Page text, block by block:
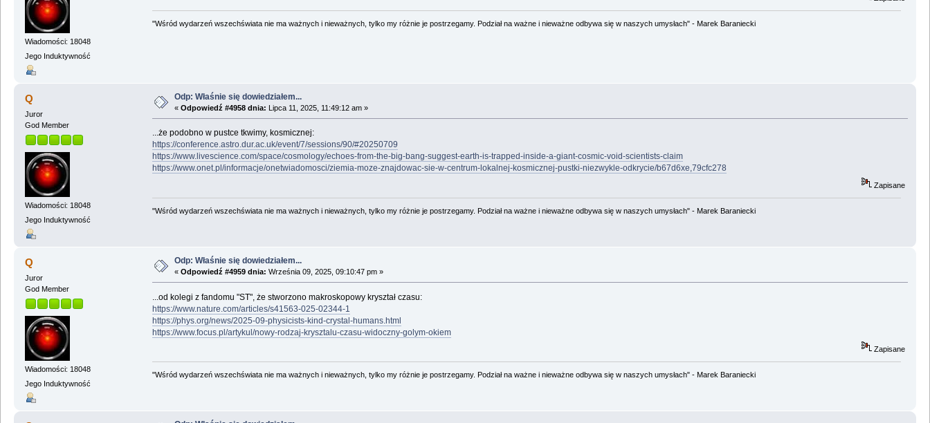
Wiadomości: 18048
Jego Induktywność
"Wśród wydarzeń wszechświata nie ma ważnych i nieważnych, tylko my różnie je postrzegamy. Podział na ważne i nieważne odbywa się w naszych umysłach" - Marek Baraniecki
Q
Juror
God Member
Wiadomości: 18048
Jego Induktywność
Odp: Właśnie się dowiedziałem...
« Odpowiedź #4958 dnia: Lipca 11, 2025, 11:49:12 am »
...że podobno w pustce tkwimy, kosmicznej:
https://conference.astro.dur.ac.uk/event/7/sessions/90/#20250709
https://www.livescience.com/space/cosmology/echoes-from-the-big-bang-suggest-earth-is-trapped-inside-a-giant-cosmic-void-scientists-claim
https://www.onet.pl/informacje/onetwiadomosci/ziemia-moze-znajdowac-sie-w-centrum-lokalnej-kosmicznej-pustki-niezwykle-odkrycie/b67d6xe,79cfc278
Zapisane
"Wśród wydarzeń wszechświata nie ma ważnych i nieważnych, tylko my różnie je postrzegamy. Podział na ważne i nieważne odbywa się w naszych umysłach" - Marek Baraniecki
Q
Juror
God Member
Wiadomości: 18048
Jego Induktywność
Odp: Właśnie się dowiedziałem...
« Odpowiedź #4959 dnia: Września 09, 2025, 09:10:47 pm »
...od kolegi z fandomu "ST", że stworzono makroskopowy kryształ czasu:
https://www.nature.com/articles/s41563-025-02344-1
https://phys.org/news/2025-09-physicists-kind-crystal-humans.html
https://www.focus.pl/artykul/nowy-rodzaj-krysztalu-czasu-widoczny-golym-okiem
Zapisane
"Wśród wydarzeń wszechświata nie ma ważnych i nieważnych, tylko my różnie je postrzegamy. Podział na ważne i nieważne odbywa się w naszych umysłach" - Marek Baraniecki